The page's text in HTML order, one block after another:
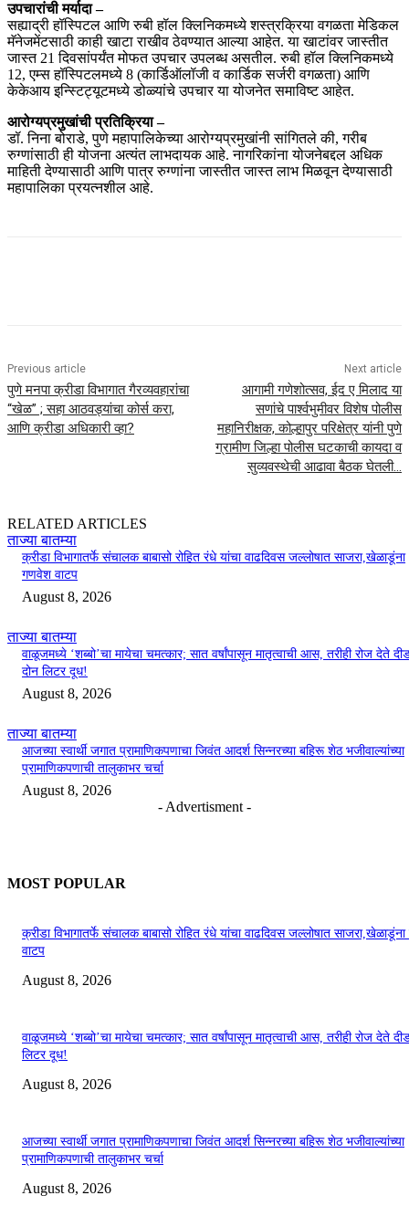
उपचारांची मर्यादा –
सह्याद्री हॉस्पिटल आणि रुबी हॉल क्लिनिकमध्ये शस्त्रक्रिया वगळता मेडिकल
मॅनेजमेंटसाठी काही खाटा राखीव ठेवण्यात आल्या आहेत. या खाटांवर जास्तीत
जास्त 21 दिवसांपर्यंत मोफत उपचार उपलब्ध असतील. रुबी हॉल क्लिनिकमध्ये
12, एम्स हॉस्पिटलमध्ये 8 (कार्डिऑलॉजी व कार्डिक सर्जरी वगळता) आणि
केकेआय इन्स्टिट्यूटमध्ये डोळ्यांचे उपचार या योजनेत समाविष्ट आहेत.
आरोग्यप्रमुखांची प्रतिक्रिया –
डॉ. निना बोराडे, पुणे महापालिकेच्या आरोग्यप्रमुखांनी सांगितले की, गरीब
रुग्णांसाठी ही योजना अत्यंत लाभदायक आहे. नागरिकांना योजनेबद्दल अधिक
माहिती देण्यासाठी आणि पात्र रुग्णांना जास्तीत जास्त लाभ मिळवून देण्यासाठी
महापालिका प्रयत्नशील आहे.
Previous article
पुणे मनपा क्रीडा विभागात गैरव्यवहारांचा
“खेळ” ; सहा आठवड्यांचा कोर्स करा,
आणि क्रीडा अधिकारी व्हा?
Next article
आगामी गणेशोत्सव, ईद ए मिलाद या
सणांचे पार्श्वभुमीवर विशेष पोलीस
महानिरीक्षक, कोल्हापुर परिक्षेत्र यांनी पुणे
ग्रामीण जिल्हा पोलीस घटकाची कायदा व
सुव्यवस्थेची आढावा बैठक घेतली…
RELATED ARTICLES
ताज्या बातम्या
क्रीडा विभागातर्फे संचालक बाबासो रोहित रंधे यांचा वाढदिवस जल्लोषात साजरा,खेळाडूंना
गणवेश वाटप
August 8, 2026
ताज्या बातम्या
वाळूजमध्ये ‘शब्बो’चा मायेचा चमत्कार; सात वर्षांपासून मातृत्वाची आस, तरीही रोज देते
दोन लिटर दूध!
August 8, 2026
ताज्या बातम्या
आजच्या स्वार्थी जगात प्रामाणिकपणाचा जिवंत आदर्श सिन्नरच्या बहिरू शेठ भजीवाल्यांच्या
प्रामाणिकपणाची तालुकाभर चर्चा
August 8, 2026
- Advertisment -
MOST POPULAR
क्रीडा विभागातर्फे संचालक बाबासो रोहित रंधे यांचा वाढदिवस जल्लोषात
वाटप
August 8, 2026
वाळूजमध्ये ‘शब्बो’चा मायेचा चमत्कार; सात वर्षांपासून मातृत्वाची आस, तरीही रोज देते
लिटर दूध!
August 8, 2026
आजच्या स्वार्थी जगात प्रामाणिकपणाचा जिवंत आदर्श सिन्नरच्या बहिरू शेठ भजीवाल्यांच्या
प्रामाणिकपणाची तालुकाभर चर्चा
August 8, 2026